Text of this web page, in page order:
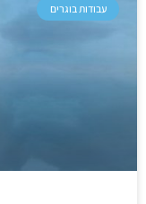
עבודות בוגרים